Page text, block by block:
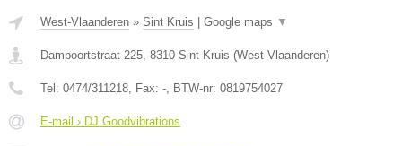
West-Vlaanderen » Sint Kruis Google maps ▼
Dampoortstraat 225 8310 Sint Kruis (West-Vlaanderen)
Tel: 0474/311218 , Fax: - , BTW-nr: 0819754027
E-mail › DJ Goodvibrations